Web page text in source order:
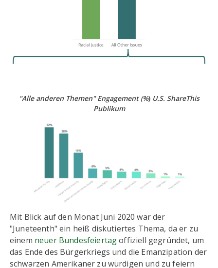
"Alle anderen Themen" Engagement (%) U.S. ShareThis
Publikum
Mit Blick auf den Monat Juni 2020 war der
"Juneteenth" ein heiß diskutiertes Thema, da er zu
einem neuer Bundesfeiertagoffiziell gegründet, um
das Ende des Bürgerkriegs und die Emanzipation der
schwarzen Amerikaner zu würdigen und zu feiern